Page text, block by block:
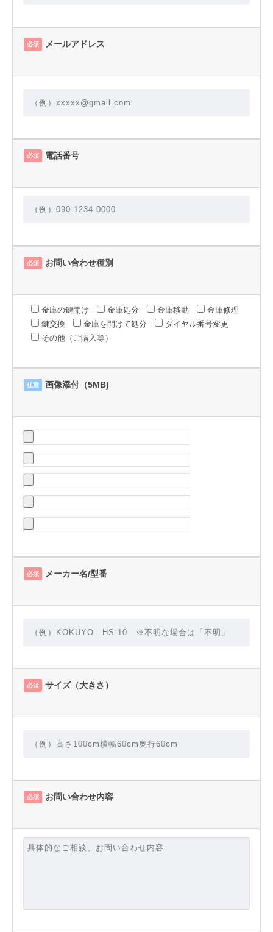
必須 メールアドレス
必須 電話番号
必須 お問い合わせ種別
金庫の鍵開け 金庫処分 金庫移動
金庫修理
鍵交換
金庫を開けて処分
ダイヤル番号変更
その他（ご購入等）
任意 画像添付（5MB)
必須 メーカー名/型番
必須 サイズ（大きさ）
必須 お問い合わせ内容